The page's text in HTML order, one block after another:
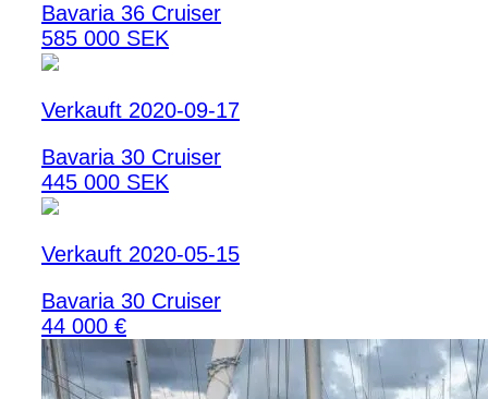
Bavaria 36 Cruiser
585 000 SEK
Verkauft 2020-09-17
Bavaria 30 Cruiser
445 000 SEK
Verkauft 2020-05-15
Bavaria 30 Cruiser
44 000 €